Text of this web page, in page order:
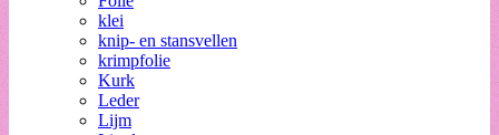
klei
knip- en stansvellen
krimpfolie
Kurk
Leder
Lijm